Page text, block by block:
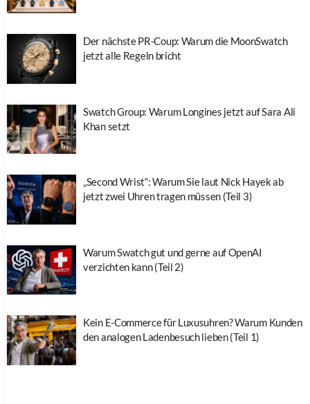
Der nächste PR-Coup: Warum die MoonSwatch
jetzt alle Regeln bricht
Swatch Group: Warum Longines jetzt auf Sara Ali
Khan setzt
„Second Wrist“: Warum Sie laut Nick Hayek ab
jetzt zwei Uhren tragen müssen (Teil 3)
Warum Swatch gut und gerne auf OpenAI
verzichten kann (Teil 2)
Kein E-Commerce für Luxusuhren? Warum Kunden
den analogen Ladenbesuch lieben (Teil 1)